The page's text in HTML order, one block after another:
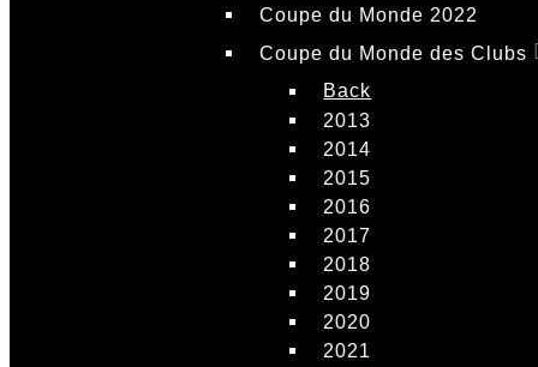
Coupe du Monde 2022
Coupe du Monde des Clubs
Back
2013
2014
2015
2016
2017
2018
2019
2020
2021